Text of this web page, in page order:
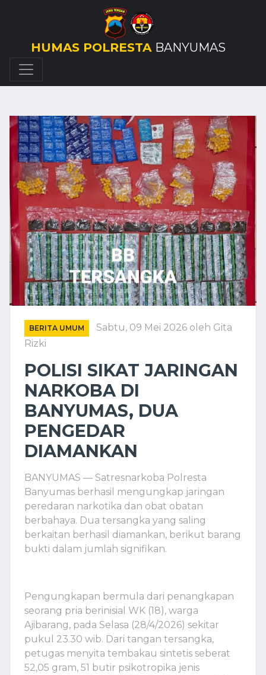
HUMAS POLRESTA BANYUMAS
BERITA UMUM Sabtu, 09 Mei 2026 oleh Gita
Rizki
POLISI SIKAT JARINGAN
NARKOBA DI
BANYUMAS, DUA
PENGEDAR
DIAMANKAN
BANYUMAS — Satresnarkoba Polresta
Banyumas berhasil mengungkap jaringan
peredaran narkotika dan obat obatan
berbahaya. Dua tersangka yang saling
berkaitan berhasil diamankan, berikut barang
bukti dalam jumlah signifikan.
Pengungkapan bermula dari penangkapan
seorang pria berinisial WK (18), warga
Ajibarang, pada Selasa (28/4/2026) sekitar
pukul 23.30 wib. Dari tangan tersangka,
petugas menyita tembakau sintetis seberat
52,05 gram, 51 butir psikotropika jenis